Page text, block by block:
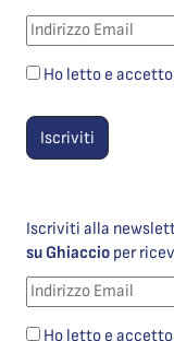
Ho letto e
Iscriviti alla
su Ghiaccio per
Ho letto e